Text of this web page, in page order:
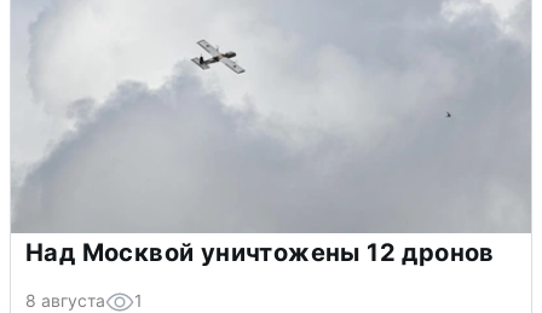
Над Москвой уничтожены 12 дронов
8 августа 1